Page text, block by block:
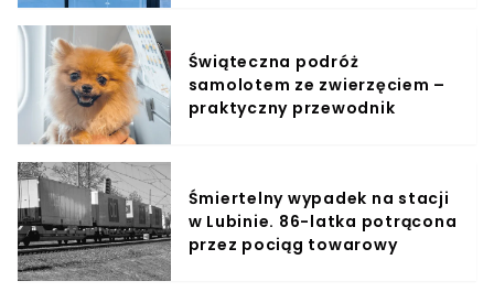
Świąteczna podróż
samolotem ze zwierzęciem –
praktyczny przewodnik
Śmiertelny wypadek na stacji
w Lubinie. 86-latka potrącona
przez pociąg towarowy